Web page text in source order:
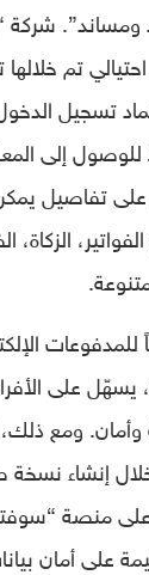
ومساند”. شركة
تم خلالها
تسجيل
إلى
تفاصيل
الزكاة،
للمدفوعات
يسهّل على
وأمان. ومع
إنشاء
على أمان